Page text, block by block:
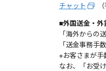
チャット
■外国送金・外
「海外からの
「送金事務手
※お客さまが手
なお、「お受